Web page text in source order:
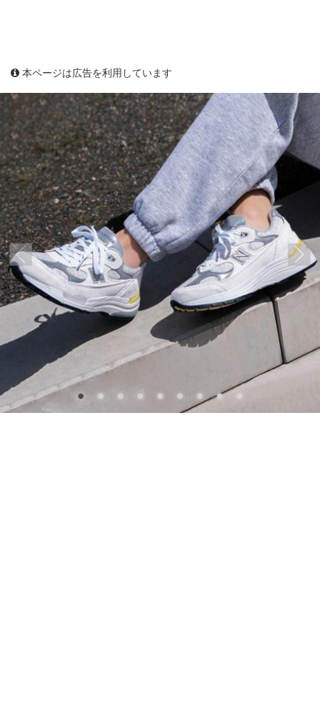
本ページは広告を利用しています